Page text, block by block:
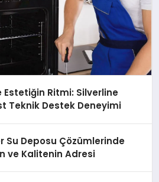
Ritmi: Silverline
Teknik Destek Deneyimi
Su Deposu Çözümlerinde
ve Kalitenin Adresi